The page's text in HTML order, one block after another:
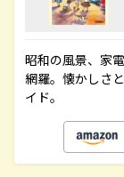
昭和の風景、家
網羅。懐かしさ
イド。